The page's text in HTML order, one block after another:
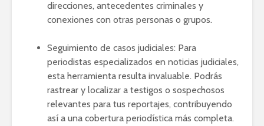
direcciones, antecedentes criminales y
conexiones con otras personas o grupos.
Seguimiento de casos judiciales: Para
periodistas especializados en noticias judiciales,
esta herramienta resulta invaluable. Podrás
rastrear y localizar a testigos o sospechosos
relevantes para tus reportajes, contribuyendo
así a una cobertura periodística más completa.